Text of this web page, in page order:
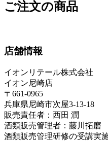
ご注文の商品
店舗情報
イオンリテール株式会社
イオン尼崎店
〒661-0965
兵庫県尼崎市次屋3-13-18
販売責任者：西田 潤
酒類販売管理者：藤川拓磨
酒類販売管理研修の受講実